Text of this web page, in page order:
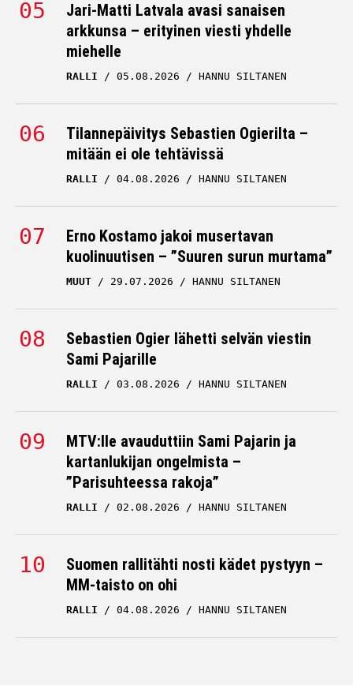
Jari-Matti Latvala avasi sanaisen
arkkunsa – erityinen viesti yhdelle
miehelle
RALLI 05.08.2026 HANNU SILTANEN
Tilannepäivitys Sebastien Ogierilta –
mitään ei ole tehtävissä
RALLI 04.08.2026 HANNU SILTANEN
Erno Kostamo jakoi musertavan
kuolinuutisen – ”Suuren surun murtama”
MUUT 29.07.2026 HANNU SILTANEN
Sebastien Ogier lähetti selvän viestin
Sami Pajarille
RALLI 03.08.2026 HANNU SILTANEN
MTV:lle avauduttiin Sami Pajarin ja
kartanlukijan ongelmista –
”Parisuhteessa rakoja”
RALLI 02.08.2026 HANNU SILTANEN
Suomen rallitähti nosti kädet pystyyn –
MM-taisto on ohi
RALLI 04.08.2026 HANNU SILTANEN